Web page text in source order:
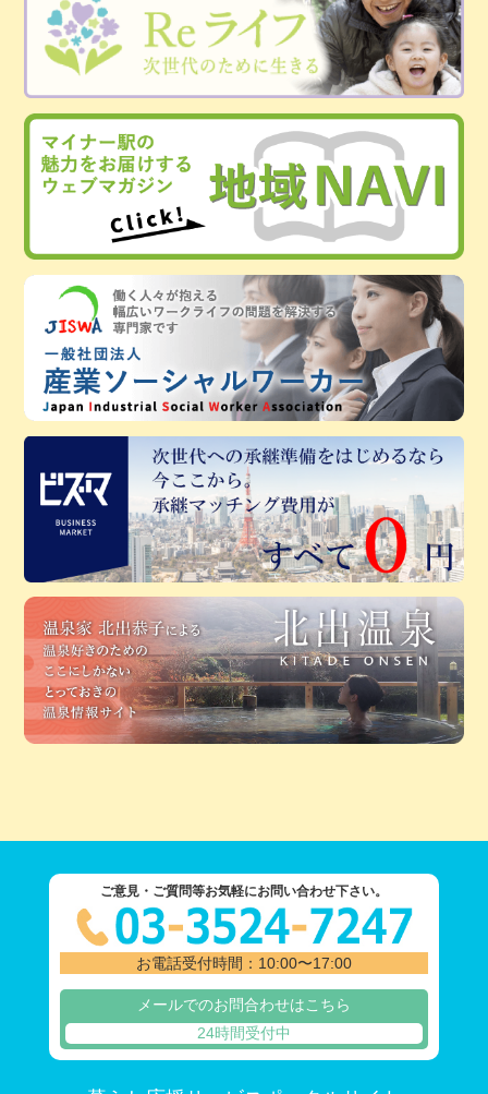
ご意見・ご質問等お気軽にお問い合わせ下さい。
お電話受付時間：10:00〜17:00
メールでのお問合わせはこちら
24時間受付中